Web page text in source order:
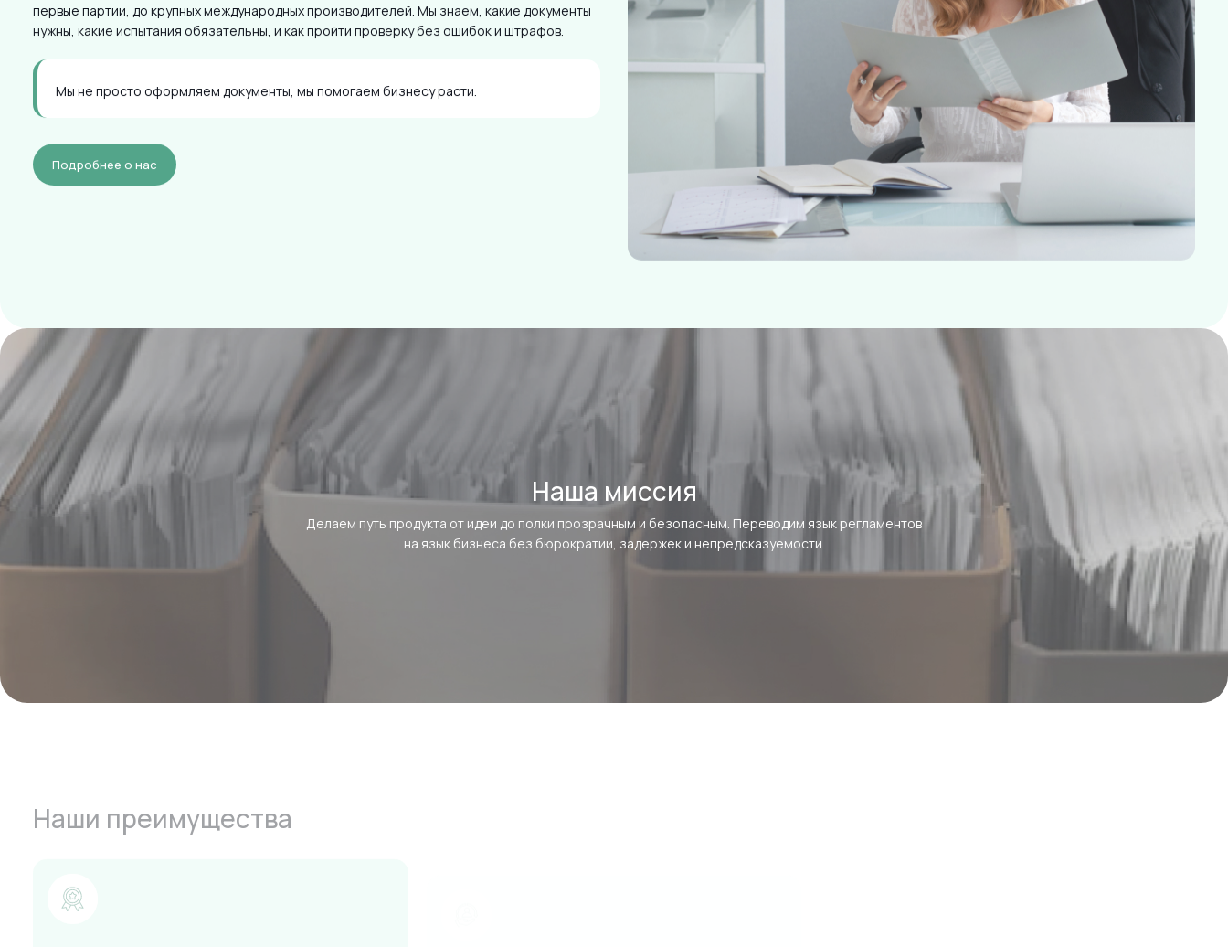
первые партии, до крупных международных производителей. Мы знаем, какие документы
нужны, какие испытания обязательны, и как пройти проверку без ошибок и штрафов.
Мы не просто оформляем документы, мы помогаем бизнесу расти.
Подробнее о нас
Наша миссия
Делаем путь продукта от идеи до полки прозрачным и безопасным. Переводим язык регламентов
на язык бизнеса без бюрократии, задержек и непредсказуемости.
Наши преимущества